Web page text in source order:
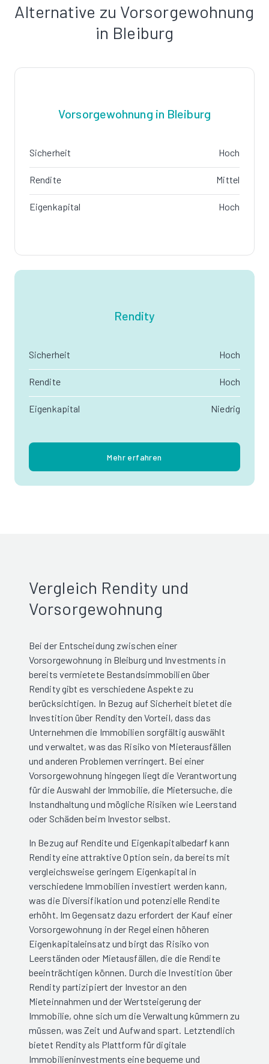
Alternative zu Vorsorgewohnung
in Bleiburg
Vorsorgewohnung in Bleiburg
Sicherheit Hoch
Rendite Mittel
Eigenkapital Hoch
Rendity
Sicherheit Hoch
Rendite Hoch
Eigenkapital Niedrig
Mehr erfahren
Vergleich Rendity und
Vorsorgewohnung
Bei der Entscheidung zwischen einer
Vorsorgewohnung in Bleiburg und Investments in
bereits vermietete Bestandsimmobilien über
Rendity gibt es verschiedene Aspekte zu
berücksichtigen. In Bezug auf Sicherheit bietet die
Investition über Rendity den Vorteil, dass das
Unternehmen die Immobilien sorgfältig auswählt
und verwaltet, was das Risiko von Mieterausfällen
und anderen Problemen verringert. Bei einer
Vorsorgewohnung hingegen liegt die Verantwortung
für die Auswahl der Immobilie, die Mietersuche, die
Instandhaltung und mögliche Risiken wie Leerstand
oder Schäden beim Investor selbst.
In Bezug auf Rendite und Eigenkapitalbedarf kann
Rendity eine attraktive Option sein, da bereits mit
vergleichsweise geringem Eigenkapital in
verschiedene Immobilien investiert werden kann,
was die Diversifikation und potenzielle Rendite
erhöht. Im Gegensatz dazu erfordert der Kauf einer
Vorsorgewohnung in der Regel einen höheren
Eigenkapitaleinsatz und birgt das Risiko von
Leerständen oder Mietausfällen, die die Rendite
beeinträchtigen können. Durch die Investition über
Rendity partizipiert der Investor an den
Mieteinnahmen und der Wertsteigerung der
Immobilie, ohne sich um die Verwaltung kümmern zu
müssen, was Zeit und Aufwand spart. Letztendlich
bietet Rendity als Plattform für digitale
Immobilieninvestments eine bequeme und